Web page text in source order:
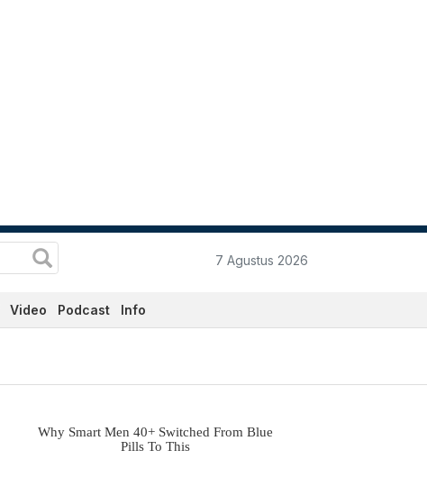
7 Agustus 2026
Video Podcast Info